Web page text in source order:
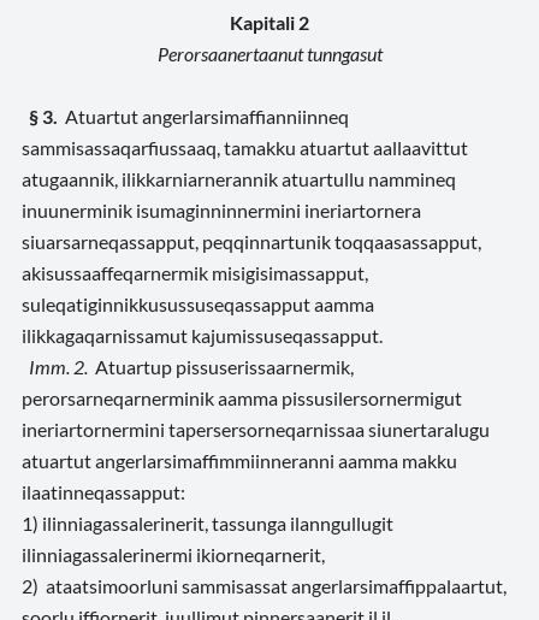
Kapitali 2
Perorsaanertaanut tunngasut
§ 3. Atuartut angerlarsimaffianniinneq
sammisassaqarfiussaaq, tamakku atuartut aallaavittut
atugaannik, ilikkarniarnerannik atuartullu nammineq
inuunerminik isumaginninnermini ineriartornera
siuarsarneqassapput, peqqinnartunik toqqaasassapput,
akisussaaffeqarnermik misigisimassapput,
suleqatiginnikkusussuseqassapput aamma
ilikkagaqarnissamut kajumissuseqassapput.
Imm. 2. Atuartup pissuserissaarnermik,
perorsarneqarnerminik aamma pissusilersornermigut
ineriartornermini tapersersorneqarnissaa siunertaralugu
atuartut angerlarsimaffimmiinneranni aamma makku
ilaatinneqassapput:
1) ilinniagassalerinerit, tassunga ilanngullugit
ilinniagassalerinermi ikiorneqarnerit,
2) ataatsimoorluni sammisassat angerlarsimaffippalaartut,